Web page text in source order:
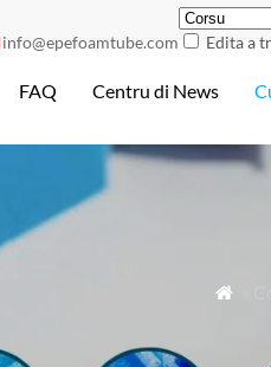
info@epefoamtube.com Edita a
FAQ Centru di News
